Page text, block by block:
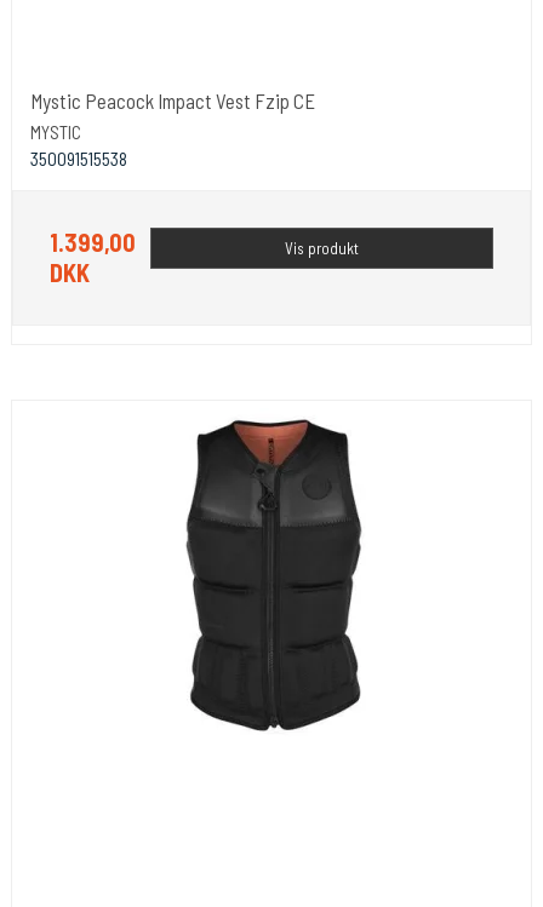
Mystic Peacock Impact Vest Fzip CE
MYSTIC
350091515538
1.399,00
DKK
Vis produkt